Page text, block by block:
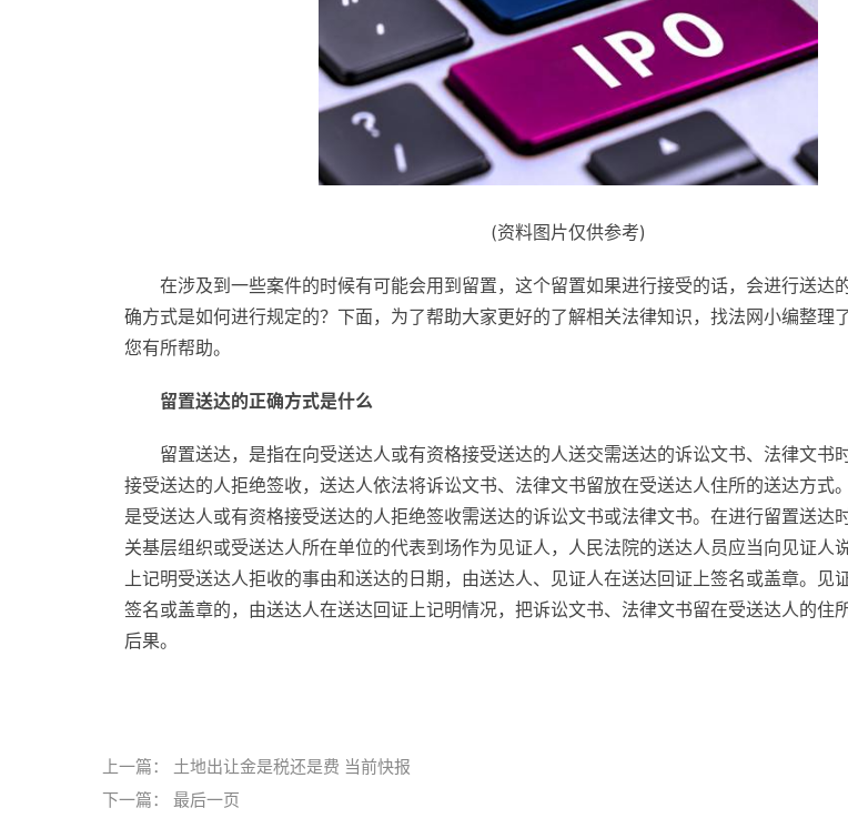
(资料图片仅供参考)
在涉及到一些案件的时候有可能会用到留置，这个留置如果进行接受的话，会进行送达
确方式是如何进行规定的？下面，为了帮助大家更好的了解相关法律知识，找法网小编整理
您有所帮助。
留置送达的正确方式是什么
留置送达，是指在向受送达人或有资格接受送达的人送交需送达的诉讼文书、法律文书
接受送达的人拒绝签收，送达人依法将诉讼文书、法律文书留放在受送达人住所的送达方式
是受送达人或有资格接受送达的人拒绝签收需送达的诉讼文书或法律文书。在进行留置送达
关基层组织或受送达人所在单位的代表到场作为见证人，人民法院的送达人员应当向见证人
上记明受送达人拒收的事由和送达的日期，由送达人、见证人在送达回证上签名或盖章。见
签名或盖章的，由送达人在送达回证上记明情况，把诉讼文书、法律文书留在受送达人的住
后果。
上一篇： 土地出让金是税还是费 当前快报
下一篇： 最后一页